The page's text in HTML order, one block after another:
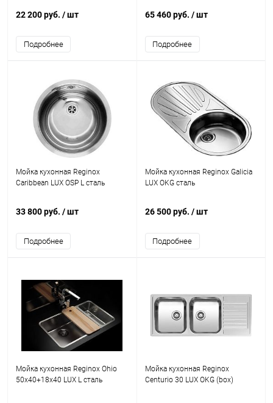
22 200 руб. / шт
Подробнее
65 460 руб. / шт
Подробнее
Мойка кухонная Reginox
Caribbean LUX OSP L сталь
33 800 руб. / шт
Подробнее
Мойка кухонная Reginox Galicia
LUX OKG сталь
26 500 руб. / шт
Подробнее
Мойка кухонная Reginox Ohio
50x40+18x40 LUX L сталь
Мойка кухонная Reginox
Centurio 30 LUX OKG (box)